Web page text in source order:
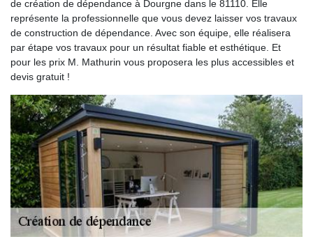
de création de dépendance à Dourgne dans le 81110. Elle
représente la professionnelle que vous devez laisser vos travaux
de construction de dépendance. Avec son équipe, elle réalisera
par étape vos travaux pour un résultat fiable et esthétique. Et
pour les prix M. Mathurin vous proposera les plus accessibles et
devis gratuit !